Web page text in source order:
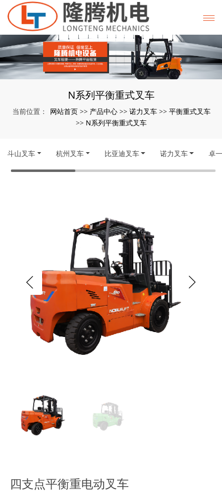
N系列平衡重式叉车
当前位置： 网站首页 >> 产品中心 >> 诺力叉车 >> 平衡重式叉车
>> N系列平衡重式叉车
斗山叉车 杭州叉车 比亚迪叉车 诺力叉车 卓
四支点平衡重电动叉车